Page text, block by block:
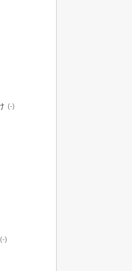
(-)
(-)